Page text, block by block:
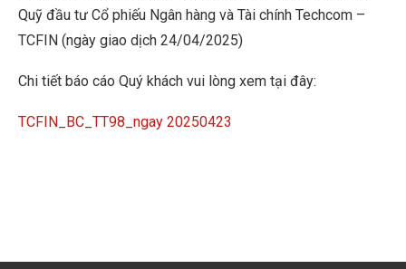
Quỹ đầu tư Cổ phiếu Ngân hàng và Tài chính Techcom –
TCFIN (ngày giao dịch 24/04/2025)
Chi tiết báo cáo Quý khách vui lòng xem tại đây:
TCFIN_BC_TT98_ngay 20250423